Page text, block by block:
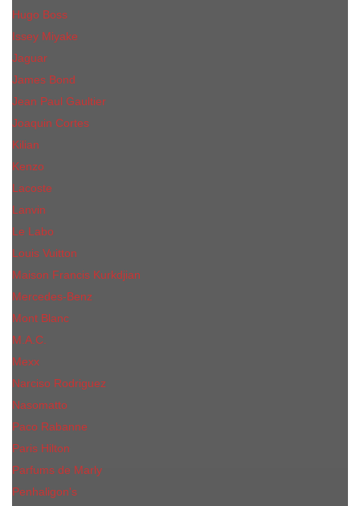
Hugo Boss
Issey Miyake
Jaguar
James Bond
Jean Paul Gaultier
Joaquin Сortes
Kilian
Kenzo
Lacoste
Lanvin
Le Labo
Louis Vuitton
Maison Francis Kurkdjian
Mercedes-Benz
Mont Blanc
M.А.C.
Mexx
Narciso Rodriguez
Nasomatto
Paco Rabanne
Paris Hilton
Parfums de Marly
Penhaligon​'s